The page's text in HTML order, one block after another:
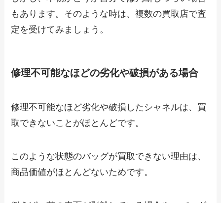
もあります。そのような時は、複数の買取店で査
定を受けてみましょう。
修理不可能なほどの劣化や破損がある場合
修理不可能なほど劣化や破損したシャネルは、買
取できないことがほとんどです。
このような状態のバッグが買取できない理由は、
商品価値がほとんどないためです。